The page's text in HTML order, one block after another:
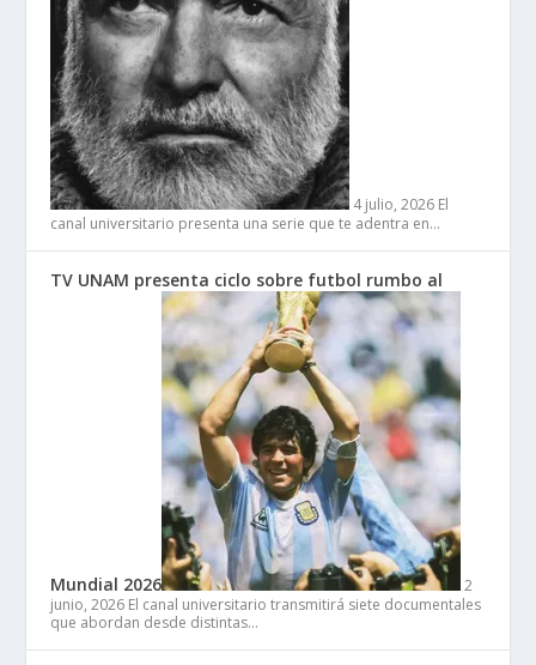
4 julio, 2026 El
canal universitario presenta una serie que te adentra en…
TV UNAM presenta ciclo sobre futbol rumbo al
Mundial 2026
2
junio, 2026 El canal universitario transmitirá siete documentales
que abordan desde distintas…